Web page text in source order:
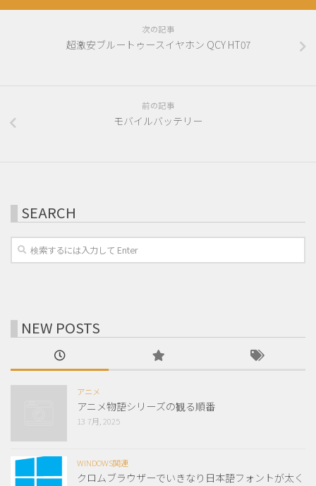
次の記事
超激安ブルートゥースイヤホン QCY HT07
前の記事
モバイルバッテリー
SEARCH
NEW POSTS
アニメ
アニメ物語シリーズの観る順番
13 7月, 2025
WINDOWS関連
クロムブラウザーでいきなり日本語フォントが太く